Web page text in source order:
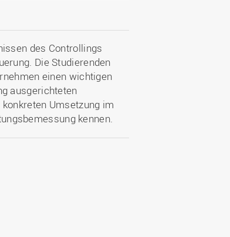
des Controllings
Die Studierenden
einen wichtigen
ausgerichteten
Umsetzung im
kennen.